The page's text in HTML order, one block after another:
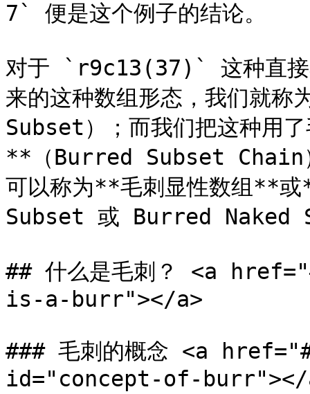
7` 便是这个例子的结论。
对于 `r9c13(37)` 这种直接
来的这种数组形态，我们就
Subset）；而我们把这种用
**（Burred Subset Chain）
可以称为**毛刺显性数组**
Subset 或 Burred Naked
## 什么是毛刺？ <a
is-a-burr"></a>
### 毛刺的概念 <a
id="concept-of-burr"></